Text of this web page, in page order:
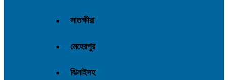
সাতক্ষীরা
মেহেরপুর
ঝিনাইদহ